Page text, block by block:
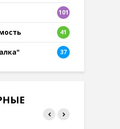
101
8
41
37